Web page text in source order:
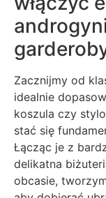
Zacznijmy od
idealnie
koszula czy
stać się
Łącząc je z
delikatna
obcasie,